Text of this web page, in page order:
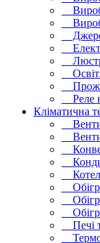
Реле
Кліматична
Котел
Печі